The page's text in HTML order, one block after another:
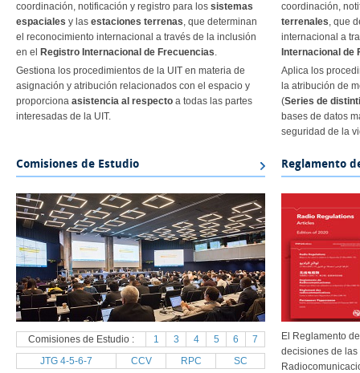
coordinación, notificación y registro para los sistemas
espaciales y las estaciones terrenas, que determinan
el reconocimiento internacional a través de la inclusión
en el
Registro Internacional de Frecuencias.
Gestiona los procedimientos de la UIT en materia de
asignación y atribución relacionados con el espacio y
proporciona asistencia al respecto a todas las partes
interesadas de la UIT.​​​​
coordinación,
terrenales, que
internacional a
Internacional de
Aplica los
la atribución de
(Series de
bases de datos
seguridad de la
Comisiones de Estudio
Comisiones de Estudio : 1 3 4 5 6
7
JTG 4-5-6-7
CCV RPC
SC
Reglamento
El Reglamento
decisiones de